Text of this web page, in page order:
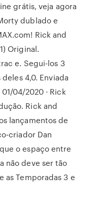
grátis, veja agora
dublado e
Rick and
Original.
e. Segui-los 3
4,0. Enviada
04/2020 · Rick
Rick and
lançamentos de
criador Dan
o espaço entre
não deve ser tão
as Temporadas 3 e